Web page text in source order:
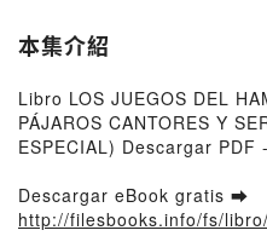
本集介紹
Libro LOS JUEGOS DEL
PÁJAROS CANTORES Y
ESPECIAL) Descargar PDF
Descargar eBook gratis ➡
http://filesbooks.info/fs/